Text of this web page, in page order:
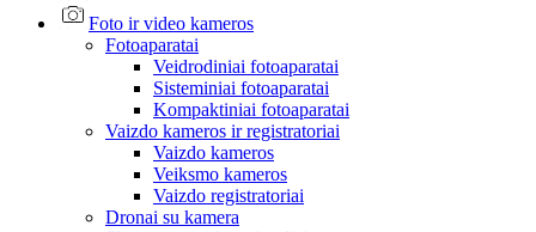
Foto ir video kameros
Fotoaparatai
Veidrodiniai fotoaparatai
Sisteminiai fotoaparatai
Kompaktiniai fotoaparatai
Vaizdo kameros ir registratoriai
Vaizdo kameros
Veiksmo kameros
Vaizdo registratoriai
Dronai su kamera